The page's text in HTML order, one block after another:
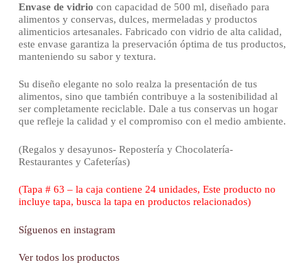
Envase de vidrio con capacidad de 500 ml, diseñado para
alimentos y conservas, dulces, mermeladas y productos
alimenticios artesanales. Fabricado con vidrio de alta calidad,
este envase garantiza la preservación óptima de tus productos,
manteniendo su sabor y textura.
Su diseño elegante no solo realza la presentación de tus
alimentos, sino que también contribuye a la sostenibilidad al
ser completamente reciclable. Dale a tus conservas un hogar
que refleje la calidad y el compromiso con el medio ambiente.
(Regalos y desayunos- Repostería y Chocolatería-
Restaurantes y Cafeterías)
(Tapa # 63 – la caja contiene 24 unidades, Este producto no
incluye tapa, busca la tapa en productos relacionados)
Síguenos en instagram
Ver todos los productos